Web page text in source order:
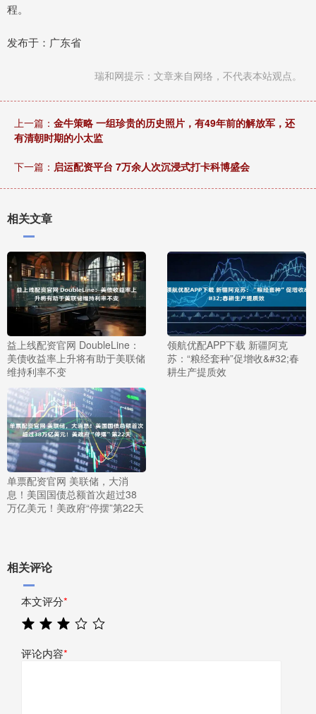
程。
发布于：广东省
瑞和网提示：文章来自网络，不代表本站观点。
上一篇： 金牛策略 一组珍贵的历史照片，有49年前的解放军，还
有清朝时期的小太监
下一篇： 启运配资平台 7万余人次沉浸式打卡科博盛会
相关文章
益上线配资官网 DoubleLine：
美债收益率上升将有助于美联储
维持利率不变
领航优配APP下载 新疆阿克
苏：“粮经套种”促增收&#32;春
耕生产提质效
单票配资官网 美联储，大消
息！美国国债总额首次超过38
万亿美元！美政府“停摆”第22天
相关评论
本文评分*
评论内容*